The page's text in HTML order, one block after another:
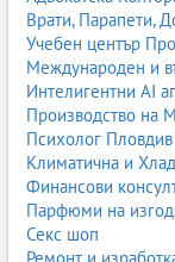
доставка до
Транспорт с
транспорт на
транспорт
транспорт на
транспорт на
Специализирани
хладилен
транспорт
транспорт
Врати, Парапети,
Учебен център
Международен и
Интелигентни AI
Производство на
Психолог
Климатична и
Финансови
Парфюми на
Секс шоп